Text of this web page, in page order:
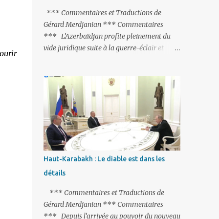
peine de mort est rétablie ; Et des menaces
non voilées envers les Etats-Unis : «Si Gülen
n'est pas extradé, les États-Unis sacrifieront
les relations bilatérales à cause de ce
*** Commentaires et Traductions de
Gérard Merdjanian *** Commentaires
*** L’Azerbaïdjan profite pleinement du
vide juridique suite à la guerre-éclair et
frontière entre l’Arménie et la Turquie
(268km) est essentiellement gardée par des
gardes-frontière russes rattachés à la base
militaire russe 102 de Gumri. On ne sait
jamais si l’envie prenait au zigoto d’en face
d’envoyer ses chars sur Erevan (1). Si les
221km de frontière avec le Nakhitchevan,
pas de problèmes majeurs, il n’en est pas de
même des 566km avec l’Azerbaïdjan. Bakou,
profitant de la faiblesse de l’Arménie et
surtout du fait que ce sont exclusivement des
Haut-Karabakh : Le diable est dans les
détails
*** Commentaires et Traductions de
Gérard Merdjanian *** Commentaires
*** Depuis l’arrivée au pouvoir du nouveau